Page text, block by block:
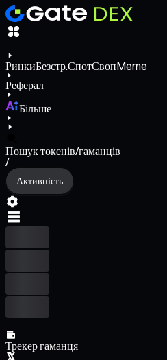
РинкиБезстр.СпотСвопMeme
Реферал
Більше
Пошук токенів/гаманців
/
Активність
Трекер гаманця